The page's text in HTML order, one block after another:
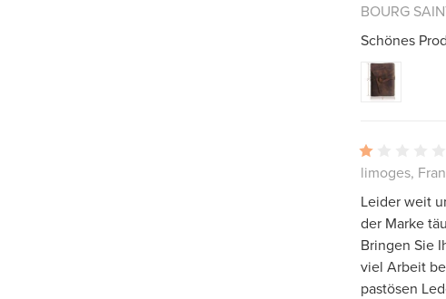
BOURG
Schönes
limoges,
Leider weit
der Marke
Bringen Sie
viel Arbeit
pastösen